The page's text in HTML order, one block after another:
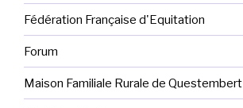
Fédération Française d'Equitation
Forum
Maison Familiale Rurale de Questembert